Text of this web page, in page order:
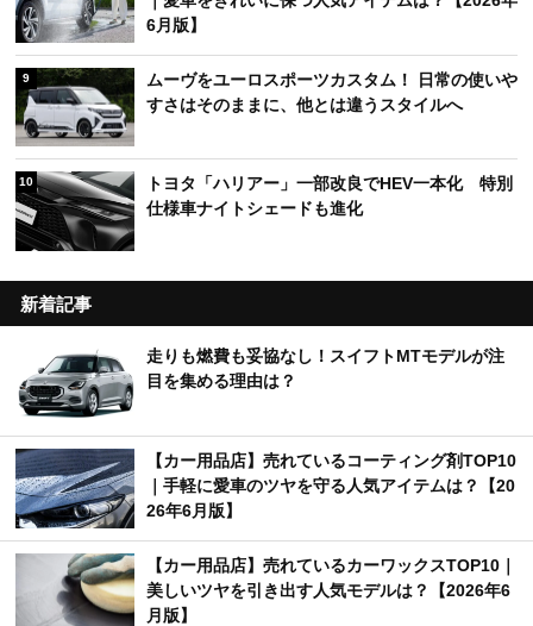
6月版】
9
ムーヴをユーロスポーツカスタム！ 日常の使いや
すさはそのままに、他とは違うスタイルへ
10
トヨタ「ハリアー」一部改良でHEV一本化 特別
仕様車ナイトシェードも進化
新着記事
走りも燃費も妥協なし！スイフトMTモデルが注
目を集める理由は？
【カー用品店】売れているコーティング剤TOP10
｜手軽に愛車のツヤを守る人気アイテムは？【20
26年6月版】
【カー用品店】売れているカーワックスTOP10｜
美しいツヤを引き出す人気モデルは？【2026年6
月版】